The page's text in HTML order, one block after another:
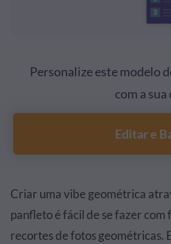
Personalize este modelo
com a sua
Editar e
Criar uma vibe geométrica
panfleto é fácil de se fazer com
recortes de fotos geométricas.